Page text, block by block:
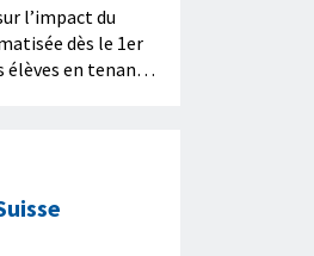
l’impact du
dès le 1er
élèves en tenant